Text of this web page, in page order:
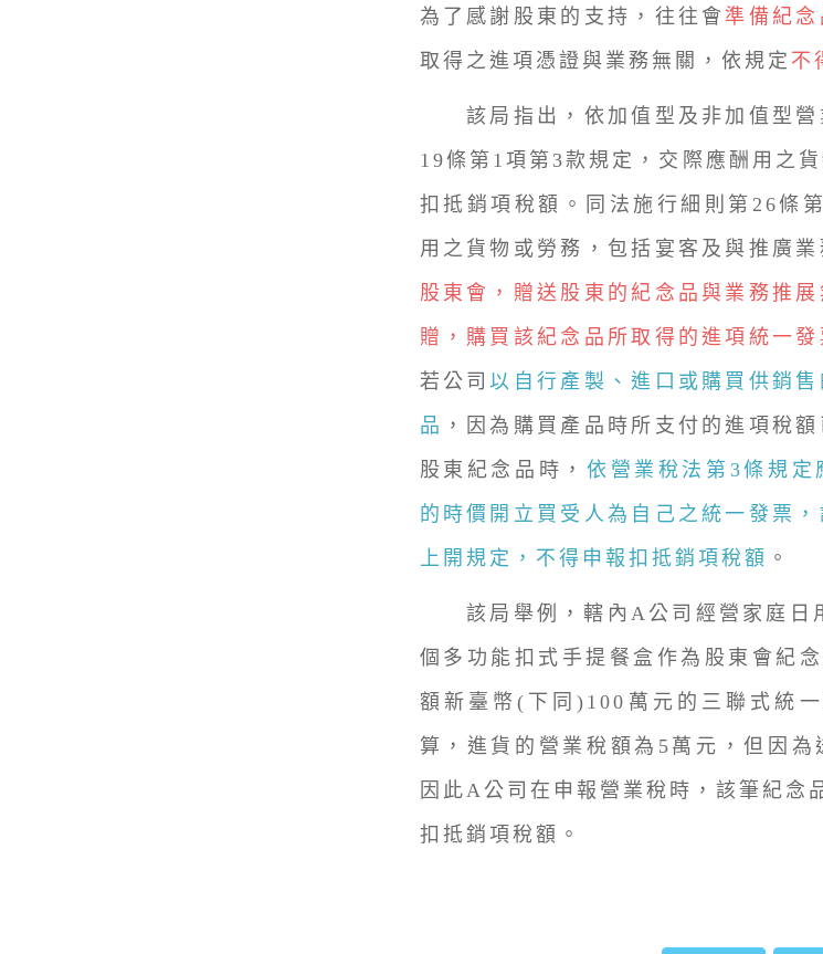
為了感謝股東的支持，往往會 準備紀
取得之進項憑證與業務無關，依規定 不
該局指出，依加值型及非加值型營
19條第1項第3款規定，交際應酬用之
扣抵銷項稅額。同法施行細則第26條
用之貨物或勞務，包括宴客及與推廣
股東會，贈送股東的紀念品與業務推
贈，購買該紀念品所取得的進項統一
若公司以自行產製、進口或購買供銷
品 ，因為購買產品時所支付的進項稅
股東紀念品時， 依營業稅法第3條規定
的時價開立買受人為自己之統一發票
上開規定，不得申報扣抵銷項稅額 。
該局舉例，轄內A公司經營家庭日
個多功能扣式手提餐盒作為股東會紀
額新臺幣(下同)100萬元的三聯式統
算，進貨的營業稅額為5萬元，但因為
因此A公司在申報營業稅時，該筆紀念
扣抵銷項稅額。